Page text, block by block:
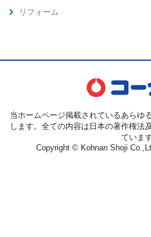
リフォーム
当ホームページ掲載されているあらゆ
します。全ての内容は日本の著作権法
ていま
Copyright © Kohnan Shoji